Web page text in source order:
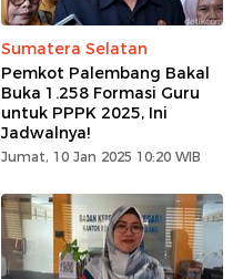
Sumatera Selatan
Pemkot Palembang Bakal
Buka 1.258 Formasi Guru
untuk PPPK 2025, Ini
Jadwalnya!
Jumat, 10 Jan 2025 10:20 WIB